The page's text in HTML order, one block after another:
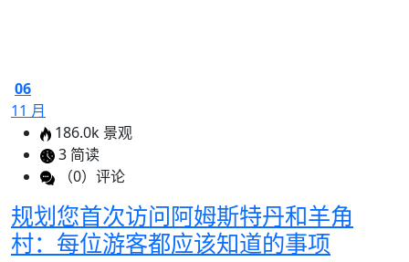
06
11 月
186.0k 景观
3 简读
（0）评论
规划您首次访问阿姆斯特丹和羊角
村：每位游客都应该知道的事项